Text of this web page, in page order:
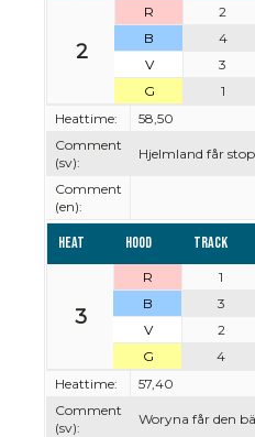
2
R 2
B
4
V
3
G
1
Heattime:
58,50
Comment
(sv):
Hjelmland får
Comment
(en):
Heat Hood Track
3
R 1
B
3
V
2
G
4
Heattime:
57,40
Comment
(sv):
Woryna får den